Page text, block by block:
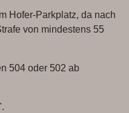
Hofer-Parkplatz, da nach
von mindestens 55
504 oder 502 ab